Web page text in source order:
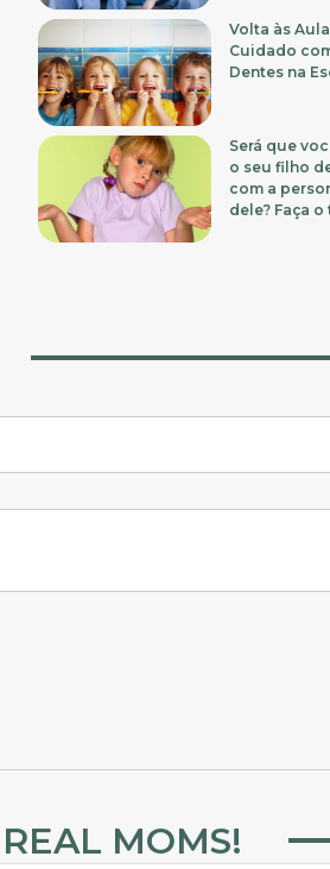
Volta às
Cuidado
Dentes na
Será que
o seu filho
com a
dele? Faça o
MOMS!